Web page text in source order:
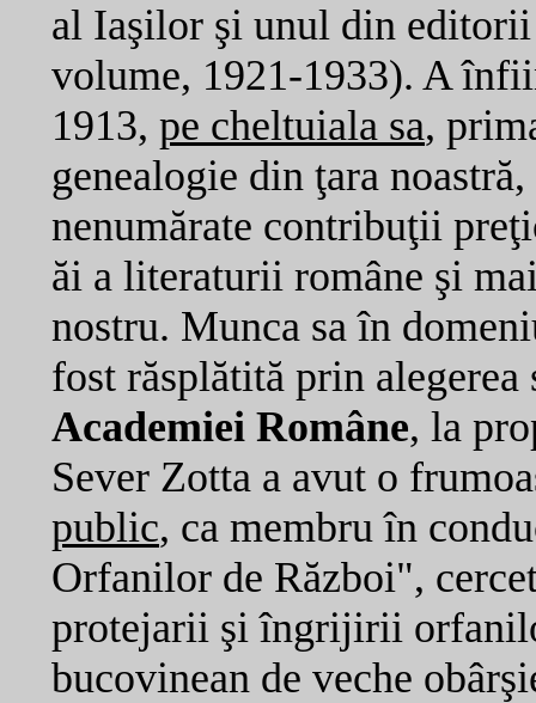
al Iaşilor şi unul din
volume, 1921-1933). A
1913, pe cheltuiala sa,
genealogie din ţara
nenumărate contribuţii
ăi a literaturii române şi
nostru. Munca sa în
fost răsplătită prin alegerea
Academiei Române, la
Sever Zotta a avut o
public, ca membru în
Orfanilor de Război",
protejarii şi îngrijirii
bucovinean de veche